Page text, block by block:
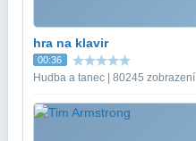
hra na klavir
00:36
Hudba a tanec | 80245 zobrazení